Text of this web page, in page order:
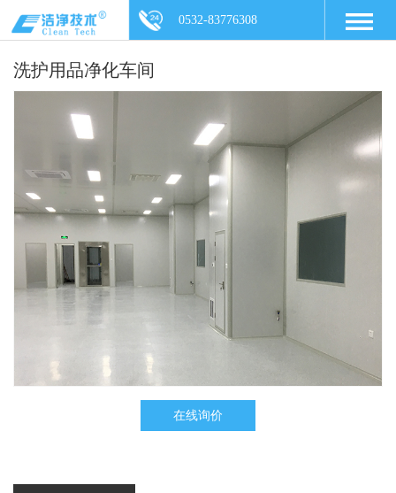
0532-83776308
洗护用品净化车间
在线询价